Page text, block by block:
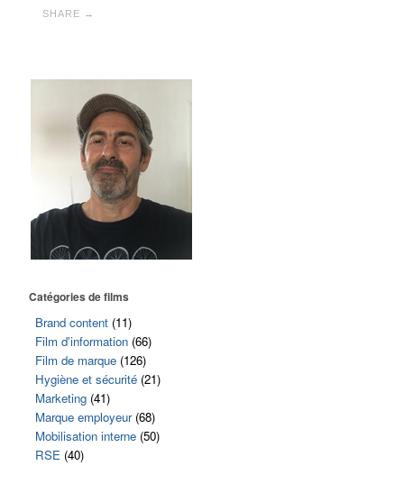
SHARE →
Catégories de films
Brand content (11)
Film d'information (66)
Film de marque (126)
Hygiène et sécurité (21)
Marketing (41)
Marque employeur(68)
Mobilisation interne (50)
RSE (40)